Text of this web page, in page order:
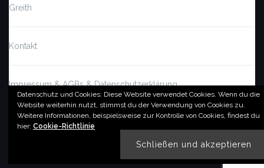
Datenschutz und Cookies: Diese Website verwendet Cookies. Wenn du die
Website weiterhin nutzt, stimmst du der Verwendung von Cookies zu.
Weitere Informationen, beispielsweise zur Kontrolle von Cookies, findest du
hier: Cookie-Richtlinie
Greith
Kontakt
Impressum & AGBs & Datenschutzerklärung
© by imSalzatal.at